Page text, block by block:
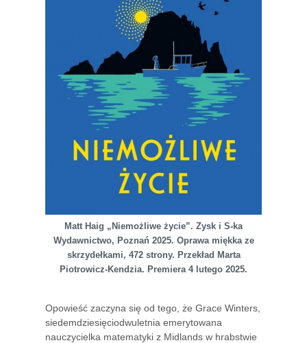
Matt Haig „Niemożliwe życie”. Zysk i S-ka
Wydawnictwo, Poznań 2025. Oprawa miękka ze
skrzydełkami, 472 strony. Przekład Marta
Piotrowicz-Kendzia. Premiera 4 lutego 2025.
Opowieść zaczyna się od tego, że Grace Winters,
siedemdziesięciodwuletnia emerytowana
nauczycielka matematyki z Midlands w hrabstwie